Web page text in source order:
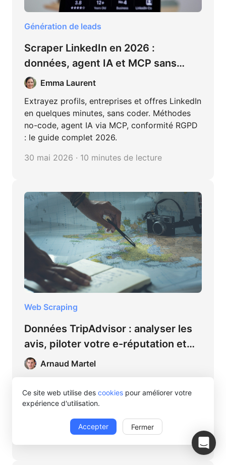
Ce site web utilise des cookies pour améliorer votre
expérience d'utilisation.
Accepter Fermer
Génération de leads
Scraper LinkedIn en 2026 :
données, agent IA et MCP sans
coderEmma Laurent
Extrayez profils, entreprises et offres LinkedIn
en quelques minutes, sans coder. Méthodes
no-code, agent IA via MCP, conformité RGPD
: le guide complet 2026.
30 mai 2026 · 10 minutes de lecture
Web Scraping
Données TripAdvisor : analyser les
avis, piloter votre e-réputation et
structurer votre veille
Arnaud Martel
TripAdvisor concentre des données
stratégiques pour hôteliers et restaurateurs.
Algorithme, analyse des avis, veille
concurrentielle et extraction automatisée :
tout ce qu'il faut savoir pour en tirer parti.